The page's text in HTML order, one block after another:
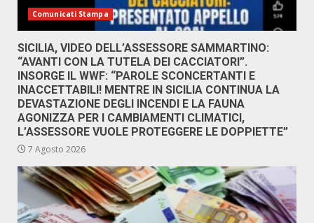
Comunicati Stampa
SICILIA, VIDEO DELL’ASSESSORE SAMMARTINO:
“AVANTI CON LA TUTELA DEI CACCIATORI”.
INSORGE IL WWF: “PAROLE SCONCERTANTI E
INACCETTABILI! MENTRE IN SICILIA CONTINUA LA
DEVASTAZIONE DEGLI INCENDI E LA FAUNA
AGONIZZA PER I CAMBIAMENTI CLIMATICI,
L’ASSESSORE VUOLE PROTEGGERE LE DOPPIETTE”
7 Agosto 2026